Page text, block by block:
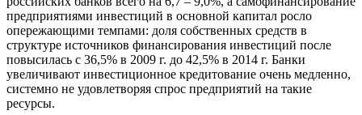
предприятиями инвестиций в основной капитал росло
опережающими темпами: доля собственных средств в
структуре источников финансирования инвестиций после
повысилась с 36,5% в 2009 г. до 42,5% в 2014 г. Банки
увеличивают инвестиционное кредитование очень медленно,
системно не удовлетворяя спрос предприятий на такие
ресурсы.